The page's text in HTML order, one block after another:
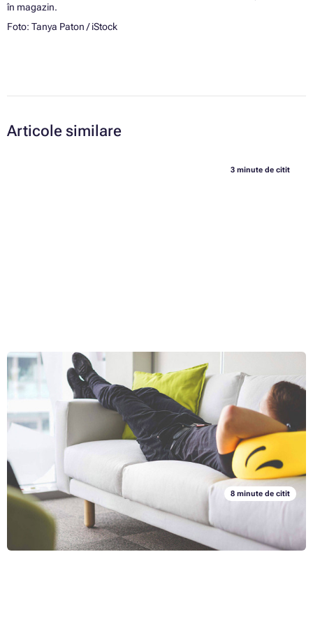
în magazin.
Foto: Tanya Paton / iStock
Articole similare
3 minute de citit
5 sfaturi pentru un birou mai primitor
Pentru a avea performanțe adecvate la locul de muncă, trebuie să ne
simțim confortabil la birou. La urma urmei, petrecem 8 ore pe zi acolo,
așa că este important să adaptăm spațiul de lucru la dorințele și
nevoile noastre. O cameră curată și aerisită este esențială pentru o
atmosferă de lucru pozitivă (și pentru o muncă sănătoasă). Citiți cum
să obțineți acest lucru prin câteva schimbări relativ simple.
Articolul complet »
8 minute de citit